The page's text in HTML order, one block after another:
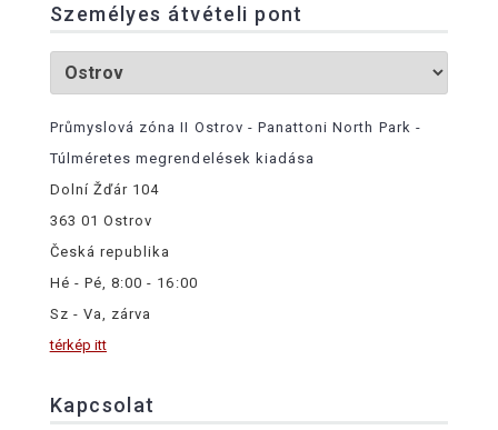
Személyes átvételi pont
Průmyslová zóna II Ostrov - Panattoni North Park -
Túlméretes megrendelések kiadása
Dolní Žďár 104
363 01 Ostrov
Česká republika
Hé - Pé, 8:00 - 16:00
Sz - Va, zárva
térkép itt
Kapcsolat